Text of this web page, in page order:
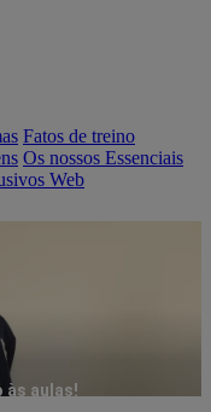
Fatos de treino
Os nossos Essenciais
Web
às aulas!